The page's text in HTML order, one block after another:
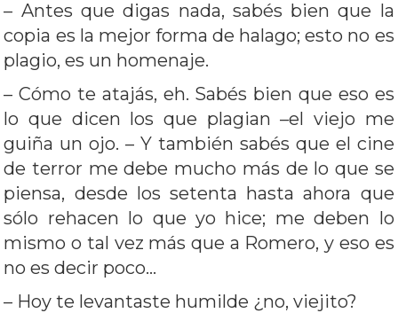
– Antes que digas nada, sabés bien que la
copia es la mejor forma de halago; esto no es
plagio, es un homenaje.
– Cómo te atajás, eh. Sabés bien que eso es
lo que dicen los que plagian –el viejo me
guiña un ojo. – Y también sabés que el cine
de terror me debe mucho más de lo que se
piensa, desde los setenta hasta ahora que
sólo rehacen lo que yo hice; me deben lo
mismo o tal vez más que a Romero, y eso es
no es decir poco…
– Hoy te levantaste humilde ¿no, viejito?